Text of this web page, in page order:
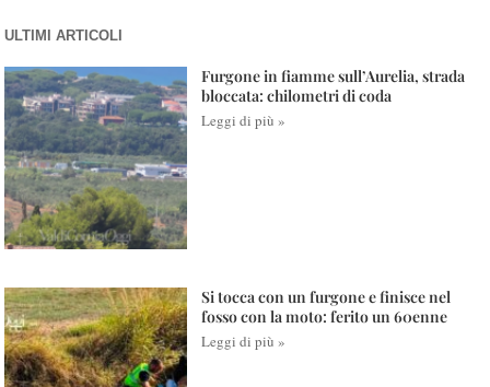
ULTIMI ARTICOLI
Furgone in fiamme sull’Aurelia, strada
bloccata: chilometri di coda
Leggi di più »
Si tocca con un furgone e finisce nel
fosso con la moto: ferito un 60enne
Leggi di più »